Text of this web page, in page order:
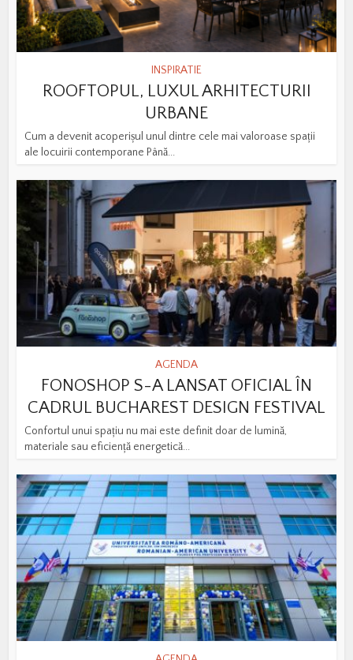
INSPIRATIE
ROOFTOPUL, LUXUL ARHITECTURII
URBANE
Cum a devenit acoperișul unul dintre cele mai valoroase spații
ale locuirii contemporane Până...
AGENDA
FONOSHOP S-A LANSAT OFICIAL ÎN
CADRUL BUCHAREST DESIGN FESTIVAL
Confortul unui spațiu nu mai este definit doar de lumină,
materiale sau eficiență energetică...